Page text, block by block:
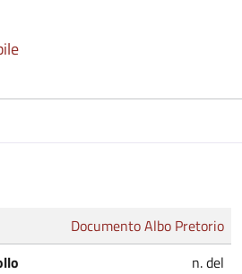
Documento Albo Pretorio
n. del